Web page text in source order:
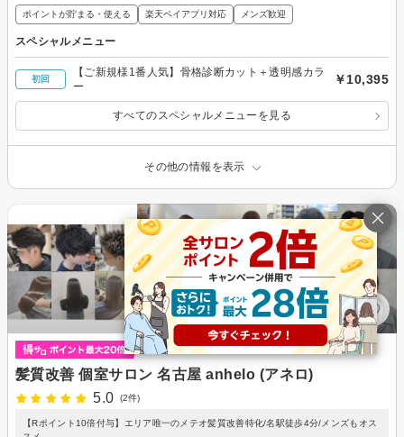
ポイントが貯まる・使える 楽天ペイアプリ対応 メンズ歓迎
スペシャルメニュー
初回
【ご新規様1番人気】骨格診断カット＋透明感カラ
ー
￥10,395
すべてのスペシャルメニューを見る
その他の情報を表示
髪質改善 個室サロン 名古屋 anhelo (アネロ)
5.0
(2件)
【Rポイント10倍付与】エリア唯一のメテオ髪質改善特化/名駅徒歩4分/メンズもオス